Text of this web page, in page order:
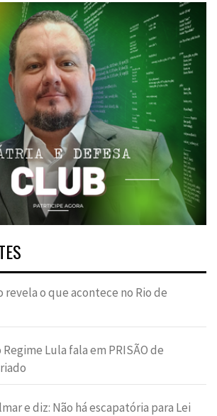
revela o que acontece no Rio de
Lula fala em PRISÃO de
e diz: Não há escapatória para Lei